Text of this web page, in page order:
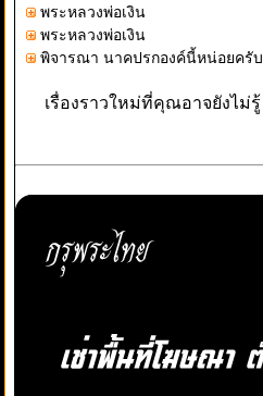
พระหลวงพ่อเงิน
พระหลวงพ่อเงิน
พิจารณา นาคปรกองค์นี้หน่อยครับ
เรื่องราวใหม่ที่คุณอาจยังไม่รู้